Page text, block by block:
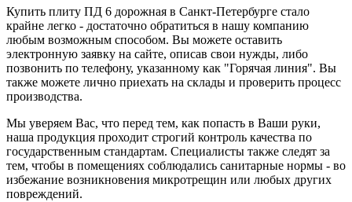
Купить плиту ПД 6 дорожная в Санкт-Петербурге стало
крайне легко - достаточно обратиться в нашу компанию
любым возможным способом. Вы можете оставить
электронную заявку на сайте, описав свои нужды, либо
позвонить по телефону, указанному как "Горячая линия". Вы
также можете лично приехать на склады и проверить процесс
производства.
Мы уверяем Вас, что перед тем, как попасть в Ваши руки,
наша продукция проходит строгий контроль качества по
государственным стандартам. Специалисты также следят за
тем, чтобы в помещениях соблюдались санитарные нормы - во
избежание возникновения микротрещин или любых других
повреждений.